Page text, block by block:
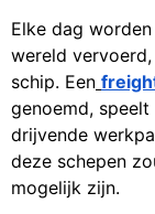
Elke dag
wereld
schip. Een
genoemd,
drijvende
deze schepen
mogelijk zijn.